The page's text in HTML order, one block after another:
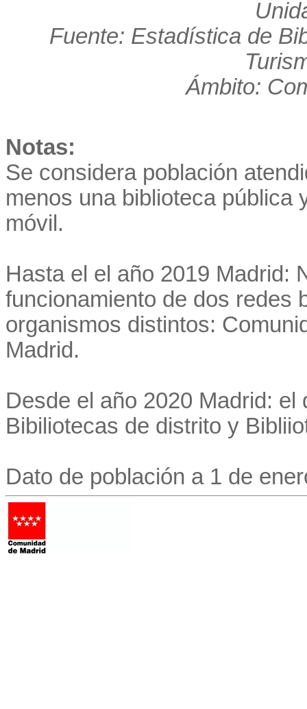
Fuente: Estadística de
Ámbito:
Notas:
Se considera población
menos una biblioteca pública
móvil.
Hasta el el año 2019 Madrid:
funcionamiento de dos redes
organismos distintos:
Madrid.
Desde el año 2020 Madrid:
Bibiliotecas de distrito y
Dato de población a 1 de